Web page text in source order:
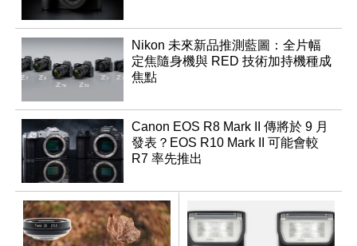
Nikon 未來新品推測藍圖：全片幅
定焦隨身機與 RED 技術加持機種成
焦點
Canon EOS R8 Mark II 傳將於 9 月
發表？EOS R10 Mark II 可能會較
R7 率先推出